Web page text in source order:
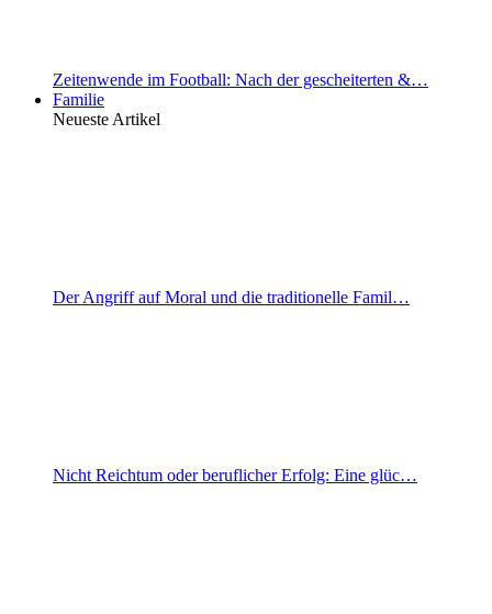
Zeitenwende im Football: Nach der gescheiterten &…
Familie
Neueste Artikel
Der Angriff auf Moral und die traditionelle Famil…
Nicht Reichtum oder beruflicher Erfolg: Eine glüc…